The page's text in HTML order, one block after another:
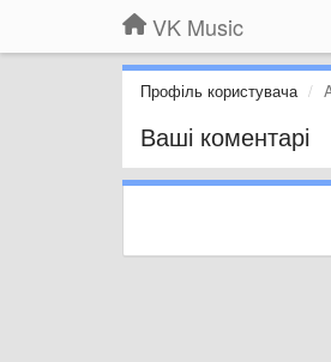
VK Music
Профіль користувача
Ваші коментарі